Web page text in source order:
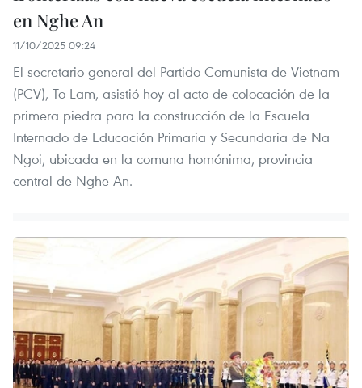
en Nghe An
11/10/2025 09:24
El secretario general del Partido Comunista de Vietnam
(PCV), To Lam, asistió hoy al acto de colocación de la
primera piedra para la construcción de la Escuela
Internado de Educación Primaria y Secundaria de Na
Ngoi, ubicada en la comuna homónima, provincia
central de Nghe An.